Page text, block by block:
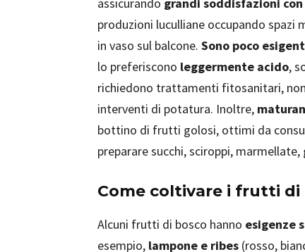
produzioni luculliane occupando spazi
in vaso sul balcone. Sono poco
lo preferiscono leggermente acido,
richiedono trattamenti fitosanitari,
interventi di potatura. Inoltre,
bottino di frutti golosi, ottimi da
preparare succhi, sciroppi,
Come coltivare i frutti di
Alcuni frutti di bosco hanno esigenze
esempio, lampone e ribes (rosso,